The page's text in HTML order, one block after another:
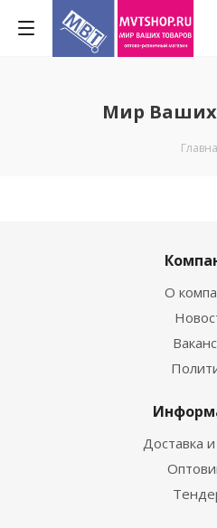
Мир Ваших
О
Доставка